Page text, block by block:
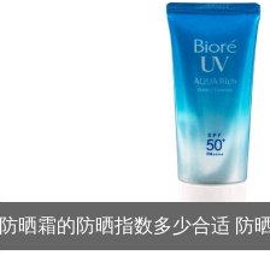
防晒霜的防晒指数多少合适 防